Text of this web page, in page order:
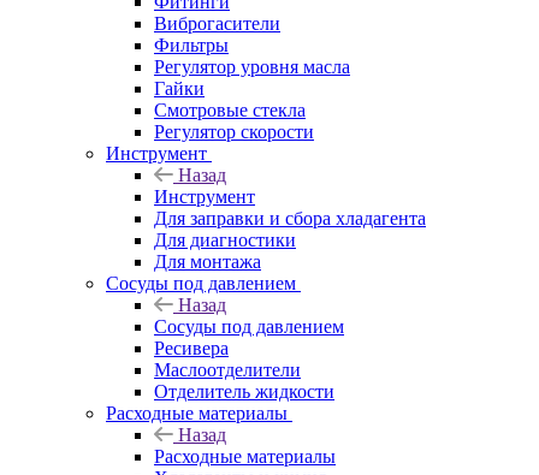
Виброгасители
Фильтры
Регулятор уровня масла
Гайки
Смотровые стекла
Регулятор скорости
Инструмент
Назад
Инструмент
Для заправки и сбора хладагента
Для диагностики
Для монтажа
Сосуды под давлением
Назад
Сосуды под давлением
Ресивера
Маслоотделители
Отделитель жидкости
Расходные материалы
Назад
Расходные материалы